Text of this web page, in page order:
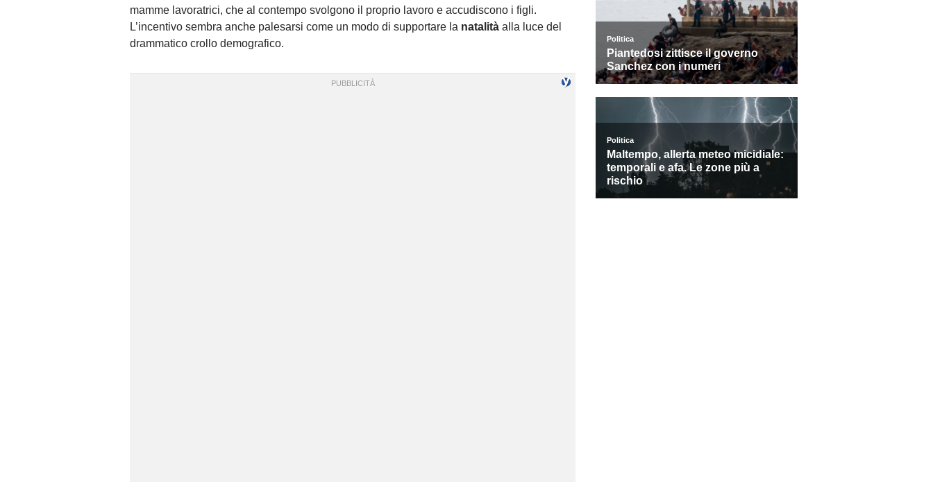
mamme lavoratrici, che al contempo svolgono il proprio lavoro e accudiscono i figli.
L’incentivo sembra anche palesarsi come un modo di supportare la natalità alla luce del
drammatico crollo demografico.